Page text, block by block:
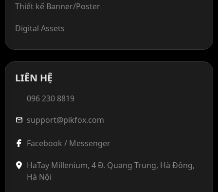
Thiết kế Banner/Poster
Digital Assets
LIÊN HỆ
096 230 8819
mail support@pikfox.com
Facebook / Messenger
HaTay Millenium, 4 Đ. Quang Trung, Hà Đông,
Hà Nội